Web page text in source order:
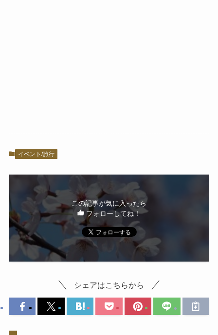
イベント/旅行
この記事が気に入ったら
フォローしてね！
シェアはこちらから